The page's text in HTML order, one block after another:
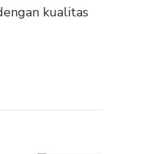
kualitas